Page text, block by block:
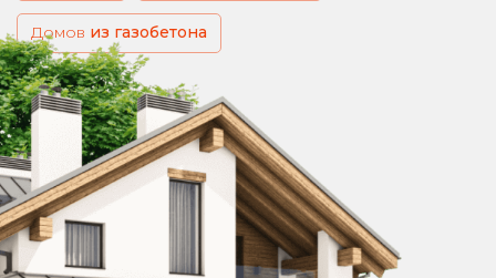
из газобетона